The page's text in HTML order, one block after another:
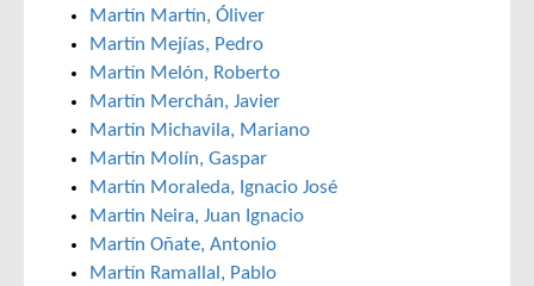
Martín Martín, Óliver
Martín Mejías, Pedro
Martín Melón, Roberto
Martín Merchán, Javier
Martín Michavila, Mariano
Martín Molín, Gaspar
Martín Moraleda, Ignacio José
Martin Neira, Juan Ignacio
Martín Oñate, Antonio
Martín Ramallal, Pablo